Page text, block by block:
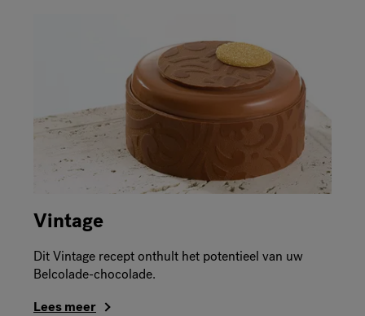
Vintage
Dit Vintage recept onthult het potentieel van uw
Belcolade-chocolade.
Lees meer